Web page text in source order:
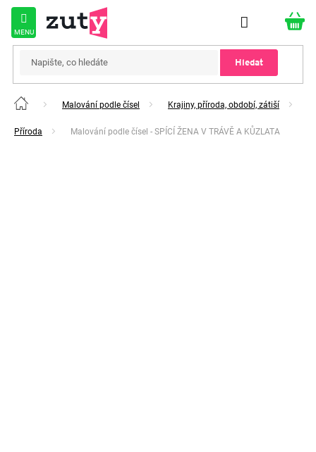
Přejít
obsah
Hledat
Domů Malování podle čísel Krajiny, příroda, období, zátiší
Příroda Malování podle čísel - SPÍCÍ ŽENA V TRÁVĚ A KŮZLATA